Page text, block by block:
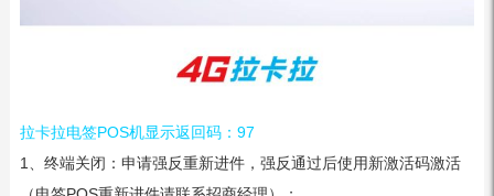
拉卡拉电签POS机显示返回码：97
1、终端关闭：申请强反重新进件，强反通过后使用新激活码激活